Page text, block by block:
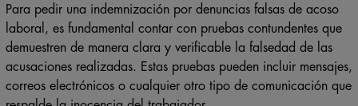
Para pedir una indemnización por denuncias falsas de acoso
laboral, es fundamental contar con pruebas contundentes que
demuestren de manera clara y verificable la falsedad de las
acusaciones realizadas. Estas pruebas pueden incluir mensajes,
correos electrónicos o cualquier otro tipo de comunicación que